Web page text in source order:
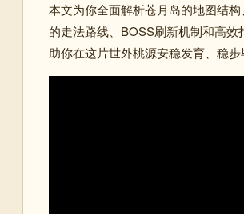
本文为你全面解析苍月岛的地图结
的走法路线、BOSS刷新机制和高效
助你在这片世外桃源安稳发育、稳步